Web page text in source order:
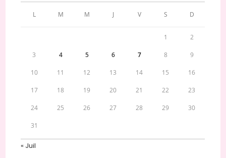
L M M J V S D
1 2
3 4 5 6 7 8 9
10 11 12 13 14 15 16
17 18 19 20 21 22 23
24 25 26 27 28 29 30
31
« Juil